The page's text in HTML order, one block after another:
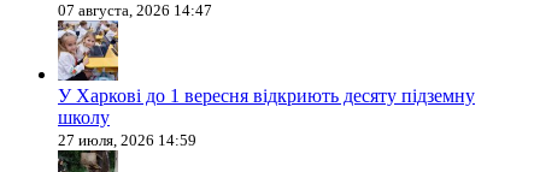
07 августа, 2026 14:47
У Харкові до 1 вересня відкриють десяту підземну
школу
27 июля, 2026 14:59